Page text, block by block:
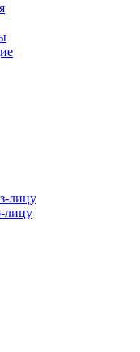
лицу
лицу